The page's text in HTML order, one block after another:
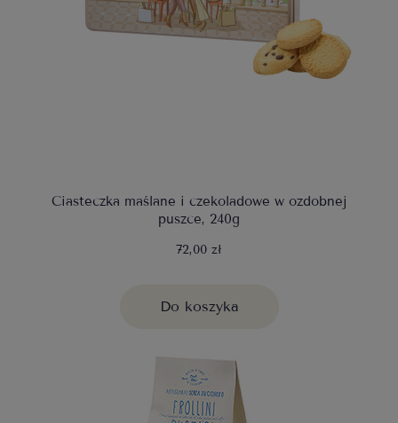
Ciasteczka maślane i czekoladowe w ozdobnej
puszce, 240g
72,00 zł
Do koszyka